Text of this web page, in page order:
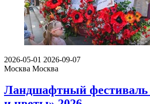
2026-05-01 2026-09-07
Москва Москва
Ландшафтный